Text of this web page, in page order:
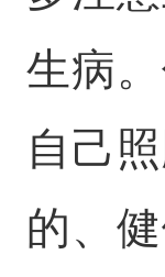
生病
自己
的、